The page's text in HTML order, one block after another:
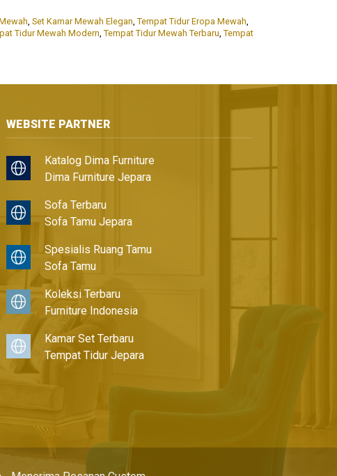
, Set Kamar Mewah Elegan, Tempat Tidur Eropa Mewah,
Tidur Mewah Modern, Tempat Tidur Mewah Terbaru, Tempat
WEBSITE PARTNER
Katalog Dima Furniture
Dima Furniture Jepara
Sofa Terbaru
Sofa Tamu Jepara
Spesialis Ruang Tamu
Sofa Tamu
Koleksi Terbaru
Furniture Indonesia
Kamar Set Terbaru
Tempat Tidur Jepara